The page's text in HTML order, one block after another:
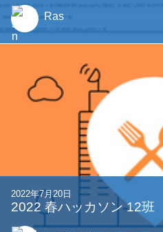
Ras
2022年7月20日
2022 春ハッカソン 12班